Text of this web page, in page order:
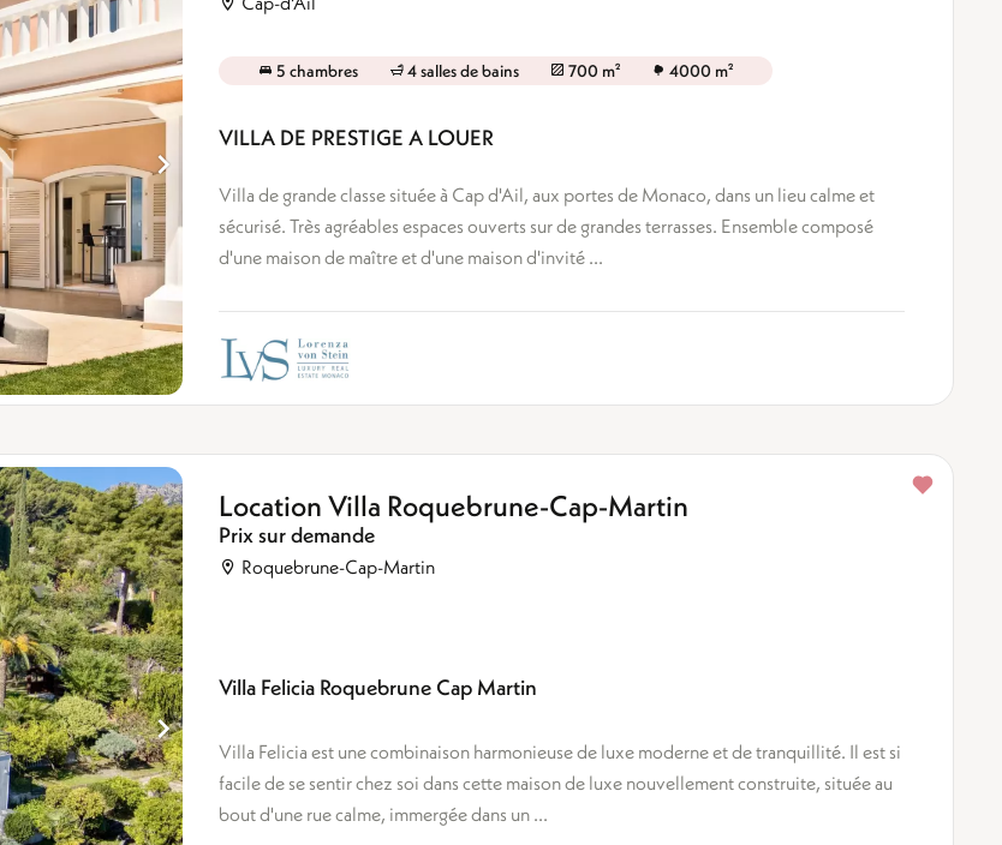
5 chambres 4 salles de bains 700 m² 4000 m²
VILLA DE PRESTIGE A LOUER
Villa de grande classe située à Cap d'Ail, aux portes de Monaco, dans un lieu calme et
sécurisé. Très agréables espaces ouverts sur de grandes terrasses. Ensemble composé
d'une maison de maître et d'une maison d'invité ...
Location Villa Roquebrune-Cap-Martin
Prix sur demande
Roquebrune-Cap-Martin
Villa Felicia Roquebrune Cap Martin
Villa Felicia est une combinaison harmonieuse de luxe moderne et de tranquillité. Il est si
facile de se sentir chez soi dans cette maison de luxe nouvellement construite, située au
bout d'une rue calme, immergée dans un ...